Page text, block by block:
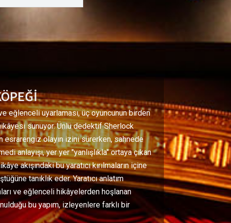
eğlenceli uyarlaması, üç oyuncunun birden
sunuyor. Ünlü dedektif Sherlock
esrarengiz olayın izini sürerken, sahnede
anlayışı, yer yer "yanlışlıkla" ortaya çıkan
akışındaki bu yaratıcı kırılmaların içine
tanıklık eder. Yaratıcı anlatım
ve eğlenceli hikâyelerden hoşlanan
bu yapım, izleyenlere farklı bir